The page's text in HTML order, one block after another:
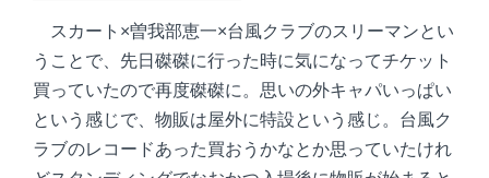
スカート×曽我部恵一×台風クラブのスリーマンとい
うことで、先日磔磔に行った時に気になってチケット
買っていたので再度磔磔に。思いの外キャパいっぱい
という感じで、物販は屋外に特設という感じ。台風ク
ラブのレコードあった買おうかなとか思っていたけれ